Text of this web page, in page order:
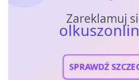
Zareklamuj
SPRAWDŹ